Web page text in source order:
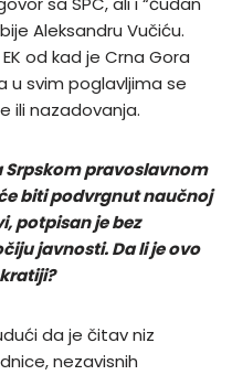
Aleksandru Vučiću.
od kad je Crna Gora
u svim poglavljima se
ili nazadovanja.
Srpskom pravoslavnom
biti podvrgnut naučnoj
potpisan je bez
javnosti. Da li je ovo
da je čitav niz
nezavisnih